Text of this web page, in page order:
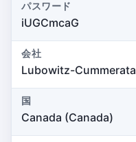
パスワード
iUGCmcaG
会社
Lubowitz-Cummerata
国
Canada (Canada)